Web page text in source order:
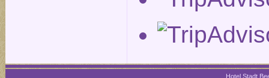
Hotel Stadt